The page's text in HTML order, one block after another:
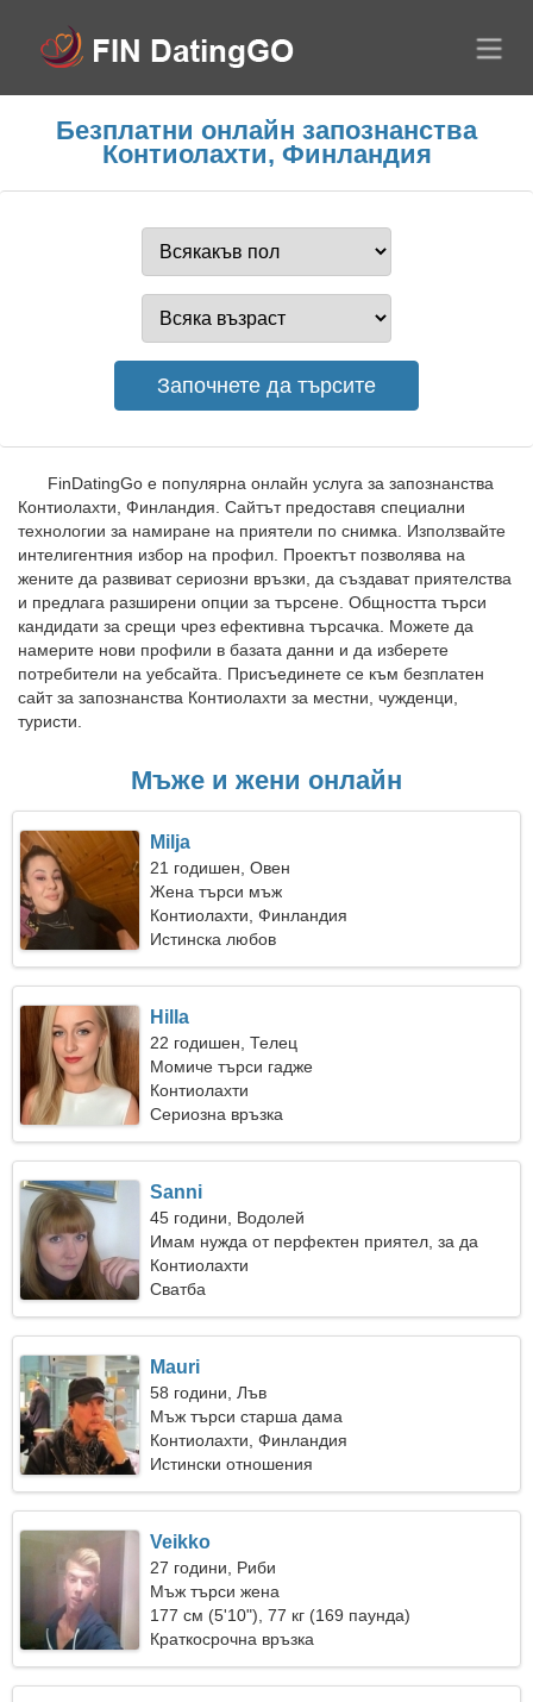
Безплатни онлайн запознанства
Контиолахти, Финландия
FinDatingGo е популярна онлайн услуга за запознанства
Контиолахти, Финландия. Сайтът предоставя специални
технологии за намиране на приятели по снимка. Използвайте
интелигентния избор на профил. Проектът позволява на
жените да развиват сериозни връзки, да създават приятелства
и предлага разширени опции за търсене. Общността търси
кандидати за срещи чрез ефективна търсачка. Можете да
намерите нови профили в базата данни и да изберете
потребители на уебсайта. Присъединете се към безплатен
сайт за запознанства Контиолахти за местни, чужденци,
туристи.
Мъже и жени онлайн
Milja
21 годишен, Овен
Жена търси мъж
Контиолахти, Финландия
Истинска любов
Hilla
22 годишен, Телец
Момиче търси гадже
Контиолахти
Сериозна връзка
Sanni
45 години, Водолей
Имам нужда от перфектен приятел, за да
караме ски заедно
Контиолахти
Сватба
Mauri
58 години, Лъв
Мъж търси старша дама
Контиолахти, Финландия
Истински отношения
Veikko
27 години, Риби
Мъж търси жена
177 см (5'10"), 77 кг (169 паунда)
Краткосрочна връзка